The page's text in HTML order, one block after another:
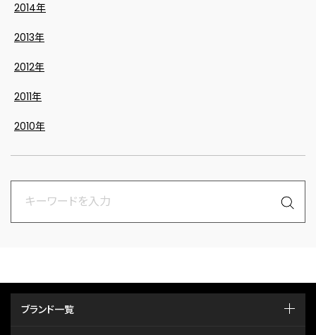
2014年
2013年
2012年
2011年
2010年
ブランド一覧